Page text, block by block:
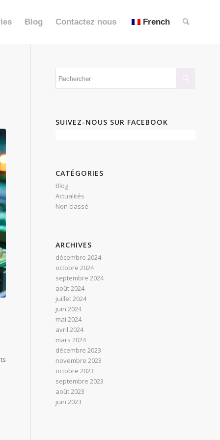
Blog Contactez nous French
SUIVEZ-NOUS SUR FACEBOOK
CATÉGORIES
Blog
Actualités
Non classé
ARCHIVES
décembre 2024
octobre 2024
septembre 2024
août 2024
juillet 2024
juin 2024
mai 2024
avril 2024
mars 2024
décembre 2023
novembre 2023
octobre 2023
septembre 2023
août 2023
juin 2023